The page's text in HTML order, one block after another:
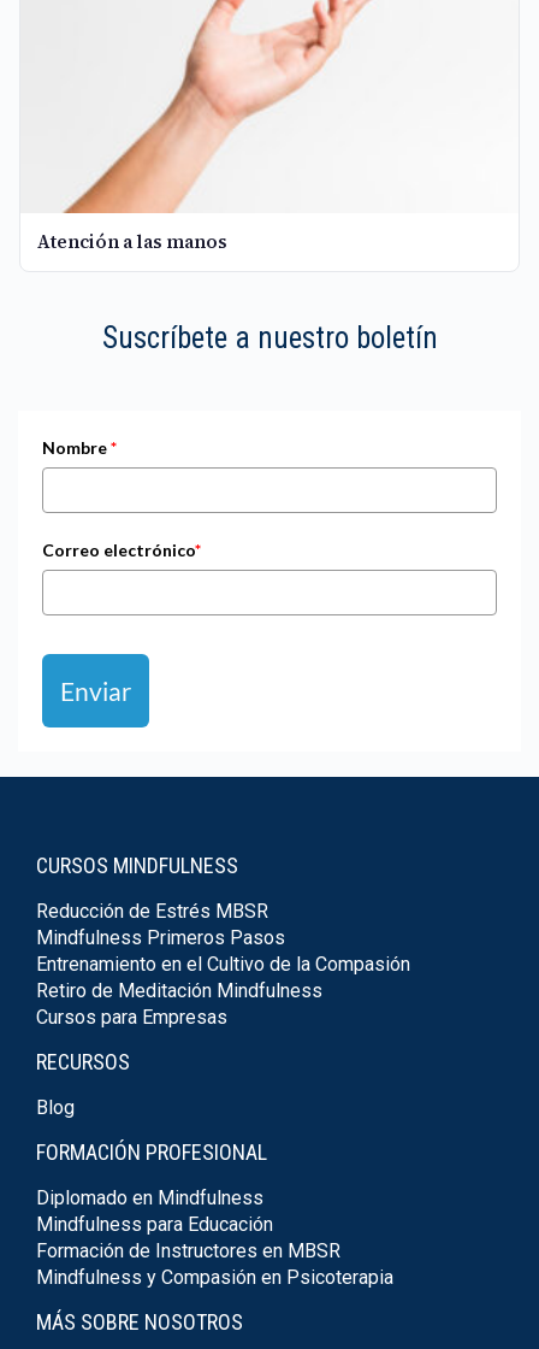
Atención a las manos
Suscríbete a nuestro boletín
Nombre*
Correo electrónico*
Enviar
CURSOS MINDFULNESS
Reducción de Estrés MBSR
Mindfulness Primeros Pasos
Entrenamiento en el Cultivo de la Compasión
Retiro de Meditación Mindfulness
Cursos para Empresas
RECURSOS
Blog
FORMACIÓN PROFESIONAL
Diplomado en Mindfulness
Mindfulness para Educación
Formación de Instructores en MBSR
Mindfulness y Compasión en Psicoterapia
MÁS SOBRE NOSOTROS